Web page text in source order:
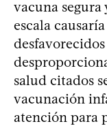
vacuna
escala
salud citados
vacunación
atención para